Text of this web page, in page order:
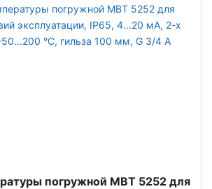
погружной MBT 5252 для